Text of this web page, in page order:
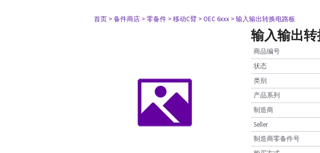
首页 > 备件商店 > 零备件 > 移动C臂 > OEC 6xxx > 输入输出转换电路板
输入输出
商品编号
状态
类别
产品系列
制造商
Seller
制造商零备件号